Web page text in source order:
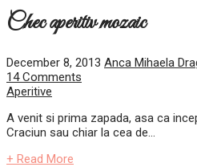
Chec aperitiv mozaic
December 8, 2013 Anca Mihaela
14 Comments
Aperitive
A venit si prima zapada, asa ca
Craciun sau chiar la cea de...
+ Read More